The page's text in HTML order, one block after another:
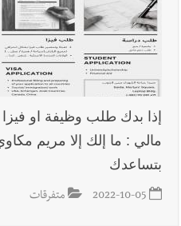
إذا بدك طلب وظيفة او
بتساعدك
2022-10-05 متفرقات